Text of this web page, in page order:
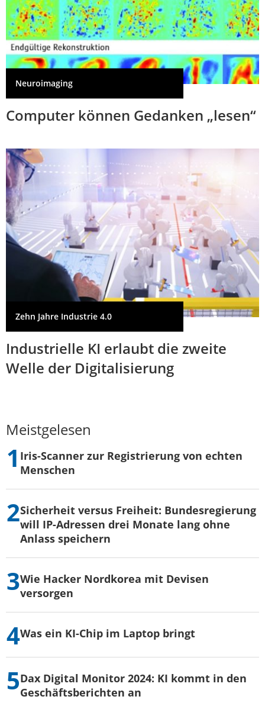
Neuroimaging
Computer können Gedanken „lesen“
Zehn Jahre Industrie 4.0
Industrielle KI erlaubt die zweite
Welle der Digitalisierung
Meistgelesen
Iris-Scanner zur Registrierung von echten
Menschen
Sicherheit versus Freiheit: Bundesregierung
will IP-Adressen drei Monate lang ohne
Anlass speichern
Wie Hacker Nordkorea mit Devisen
versorgen
Was ein KI-Chip im Laptop bringt
Dax Digital Monitor 2024: KI kommt in den
Geschäftsberichten an